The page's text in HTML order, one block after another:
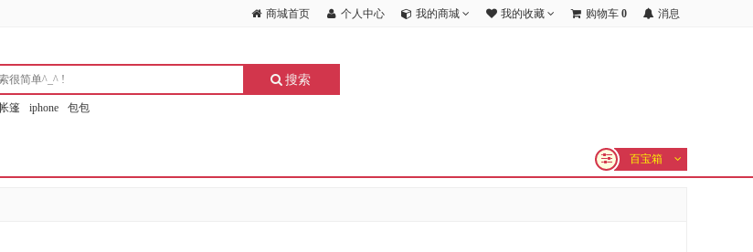
商城首页 个人中心 我的商城 我的收藏 购物车 0 消息
搜索
篷 iphone 包包
百宝箱